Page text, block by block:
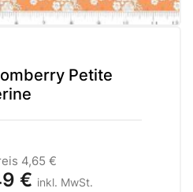
Petite
4,65 €
€ inkl. MwSt.